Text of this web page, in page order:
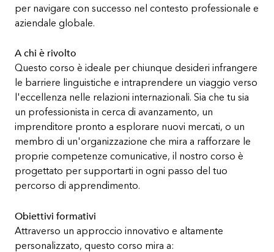
per navigare con successo nel contesto professionale e
aziendale globale.
A chi è rivolto
Questo corso è ideale per chiunque desideri infrangere
le barriere linguistiche e intraprendere un viaggio verso
l'eccellenza nelle relazioni internazionali. Sia che tu sia
un professionista in cerca di avanzamento, un
imprenditore pronto a esplorare nuovi mercati, o un
membro di un'organizzazione che mira a rafforzare le
proprie competenze comunicative, il nostro corso è
progettato per supportarti in ogni passo del tuo
percorso di apprendimento.
Obiettivi formativi
Attraverso un approccio innovativo e altamente
personalizzato, questo corso mira a: